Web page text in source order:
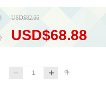
USD$82.66
USD$68.88
件